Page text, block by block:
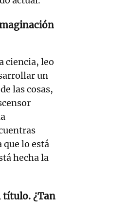
ciencia, leo
un
las cosas,
que lo está
hecha la
título. ¿Tan